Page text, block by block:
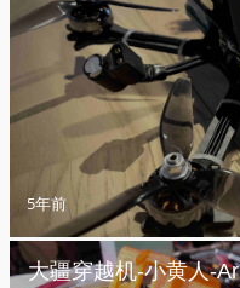
5年前
大疆穿越机-小黄人-